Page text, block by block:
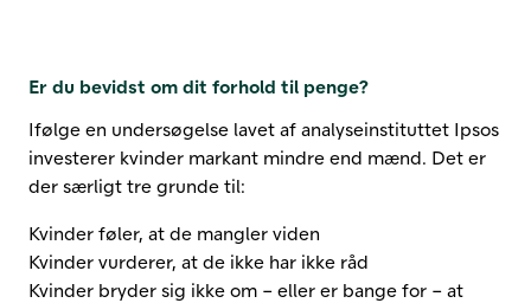
Er du bevidst om dit forhold til penge?
Ifølge en undersøgelse lavet af analyseinstituttet Ipsos
investerer kvinder markant mindre end mænd. Det er
der særligt tre grunde til:
Kvinder føler, at de mangler viden
Kvinder vurderer, at de ikke har ikke råd
Kvinder bryder sig ikke om – eller er bange for – at